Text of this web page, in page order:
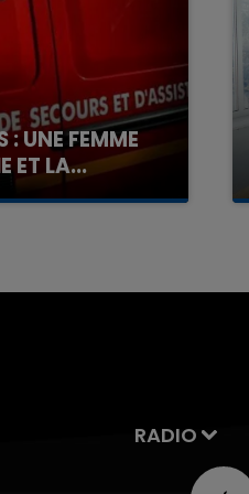
: UNE FEMME
ET LA...
feu après avoir
RADIO